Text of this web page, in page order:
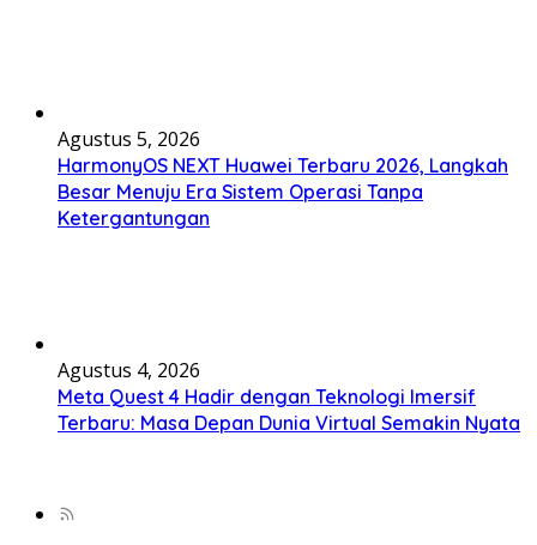
Agustus 5, 2026
HarmonyOS NEXT Huawei Terbaru 2026, Langkah
Besar Menuju Era Sistem Operasi Tanpa
Ketergantungan
Agustus 4, 2026
Meta Quest 4 Hadir dengan Teknologi Imersif
Terbaru: Masa Depan Dunia Virtual Semakin Nyata